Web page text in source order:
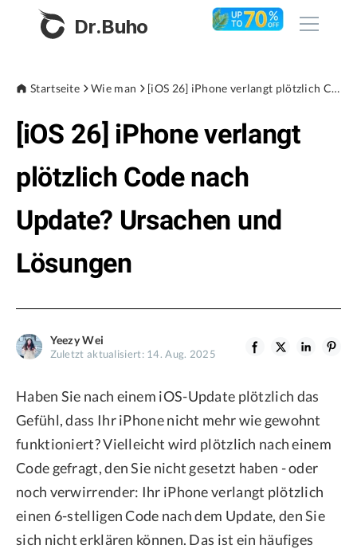
Dr.Buho
Produkte
BuhoCleaner
BuhoRepair
BuhoBarX
BuhoLaunchpad
Store
Blog
Unterstützung
Rechtliches
Refund Policy
Startseite Wie man [iOS 26] iPhone verlangt plötzlich Code nach Update? Ursachen und Lösungen
[iOS 26] iPhone verlangt
plötzlich Code nach
Update? Ursachen und
Lösungen
Yeezy Wei
Zuletzt aktualisiert: 14. Aug. 2025
Haben Sie nach einem iOS-Update plötzlich das
Gefühl, dass Ihr iPhone nicht mehr wie gewohnt
funktioniert? Vielleicht wird plötzlich nach einem
Code gefragt, den Sie nicht gesetzt haben - oder
noch verwirrender: Ihr iPhone verlangt plötzlich
einen 6-stelligen Code nach dem Update, den Sie
sich nicht erklären können. Das ist ein häufiges